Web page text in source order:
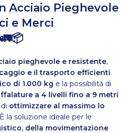
Acciaio Pieghevole
e Merci
pieghevole e resistente,
e il trasporto efficienti.
di 1.000 kg e la possibilità di
a 4 livelli fino a 9 metri
ottimizzare al massimo lo
la soluzione ideale per le
della movimentazione